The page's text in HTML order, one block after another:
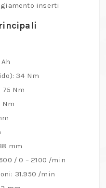
inserti
34 Nm
75 Nm
Nm
mm
/ 0 – 2100 /min
31.950 /min